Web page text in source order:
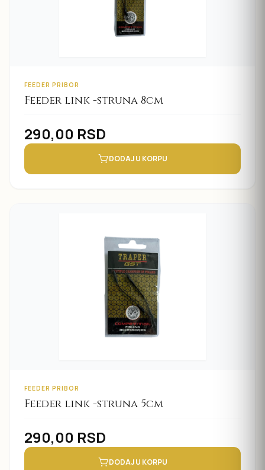
FEEDER PRIBOR
Feeder link -struna 8cm
290,00 RSD
DODAJ U KORPU
FEEDER PRIBOR
Feeder link -struna 5cm
290,00 RSD
DODAJ U KORPU